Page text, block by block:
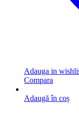
Adauga in
Compara
Adaugă în coș